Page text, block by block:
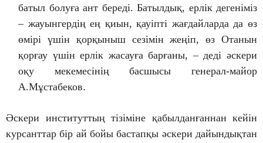
батыл болуға ант береді. Батылдық, ерлік дегеніміз
– жауынгердің ең қиын, қауіпті жағдайларда да өз
өмірі үшін қорқыныш сезімін жеңіп, өз Отанын
қорғау үшін ерлік жасауға барғаны, – деді әскери
оқу мекемесінің басшысы генерал-майор
А.Мұстабеков.
Әскери институттың тізіміне қабылданғаннан кейін
курсанттар бір ай бойы бастапқы әскери дайындықтан